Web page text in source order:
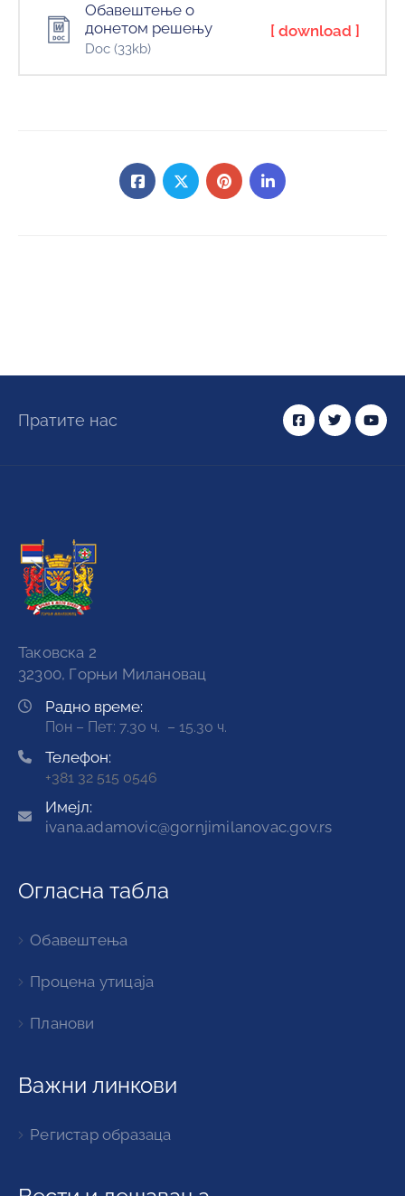
Обавештење о
донетом решењу
Doc (33kb)
[ download ]
Пратите нас
Таковска 2
32300, Горњи Милановац
Радно време:
Пон – Пет: 7.30 ч. – 15.30 ч.
Телефон:
+381 32 515 0546
Имејл:
ivana.adamovic@gornjimilanovac.gov.rs
Огласна табла
Обавештења
Процена утицаја
Планови
Важни линкови
Регистар образаца